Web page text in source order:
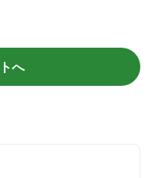
包装 プレ
へ